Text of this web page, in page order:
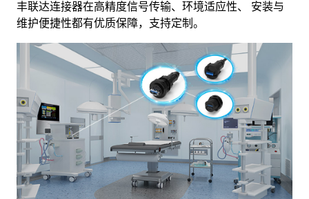
丰联达连接器在高精度信号传输、环境适应性、 安装与
维护便捷性都有优质保障，支持定制。